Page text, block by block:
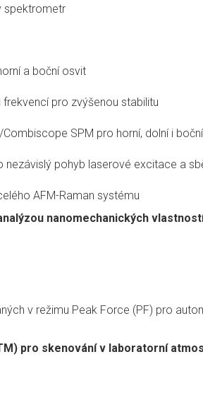
spektrometr
a boční osvit
pro zvýšenou stabilitu
SPM pro horní, dolní i
pohyb laserové excitace a
AFM-Raman systému
nanomechanických
v režimu Peak Force (PF) pro
pro skenování v laboratorní